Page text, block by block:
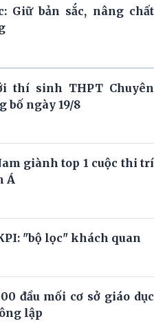
Giữ bản sắc, nâng chất
thí sinh THPT Chuyên
bố ngày 19/8
giành top 1 cuộc thi trí
Á
"bộ lọc" khách quan
đầu mối cơ sở giáo dục
lập